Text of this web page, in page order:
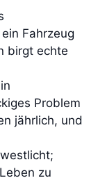
Fahrzeug
birgt echte
Problem
jährlich, und
zu